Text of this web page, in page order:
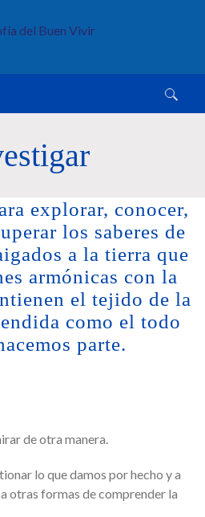
explorar, conocer,
los saberes de
a la tierra que
armónicas con la
el tejido de la
como el todo
parte.
de otra manera.
lo que damos por hecho y a
otras formas de comprender la